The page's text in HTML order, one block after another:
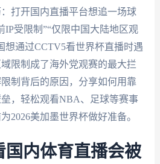
打开国内直播平台想追一场球
IP受限制”“仅限中国大陆地区观
想通过CCTV5看世界杯直播时遇
限制成了海外党观赛的最大拦
制背后的原因，分享如何用靠
，轻松观看NBA、足球等赛事
2026美加墨世界杯做好准备。
国内体育直播会被